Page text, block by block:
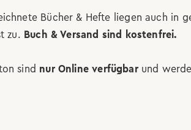
Bücher & Hefte liegen auch in
zu. Buch & Versand sind kostenfrei.
sind nur Online verfügbarund